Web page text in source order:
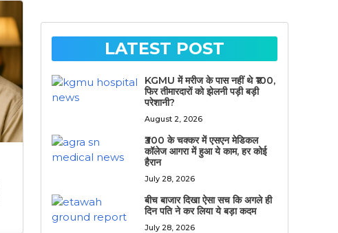
LATEST POST
KGMU में मरीज के पास नहीं थे ₹100,
फिर तीमारदारों को झेलनी पड़ी बड़ी
परेशानी?
August 2, 2026
₹300 के चक्कर में एसएन मेडिकल
कॉलेज आगरा में हुआ ये काम, हर कोई
हैरान
July 28, 2026
बीच बाजार दिखा ऐसा सच कि अगले ही
दिन पति ने कर लिया ये बड़ा कदम
July 28, 2026